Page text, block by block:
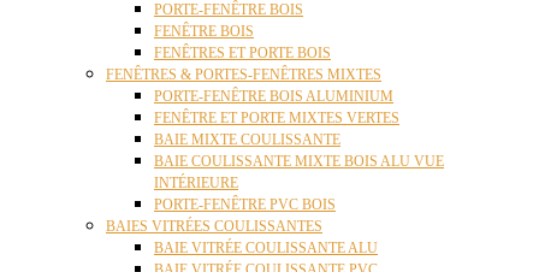
PORTE-FENÊTRE BOIS
FENÊTRE BOIS
FENÊTRES ET PORTE BOIS
FENÊTRES & PORTES-FENÊTRES MIXTES
PORTE-FENÊTRE BOIS ALUMINIUM
FENÊTRE ET PORTE MIXTES VERTES
BAIE MIXTE COULISSANTE
BAIE COULISSANTE MIXTE BOIS ALU VUE
INTÉRIEURE
PORTE-FENÊTRE PVC BOIS
BAIES VITRÉES COULISSANTES
BAIE VITRÉE COULISSANTE ALU